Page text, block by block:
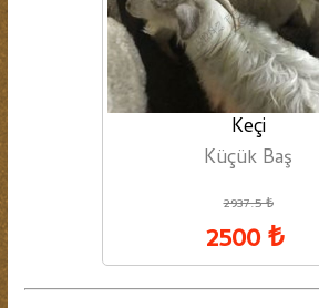
Keçi
Küçük Baş
2937.5 ₺
2500 ₺